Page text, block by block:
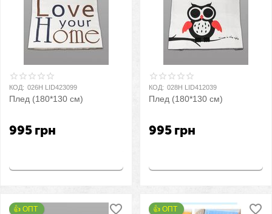
КОД: 026H LID423099
Плед (180*130 см)
995 грн
КОД: 028H LID412039
Плед (180*130 см)
995 грн
👍 ОПТ 👍 ОПТ